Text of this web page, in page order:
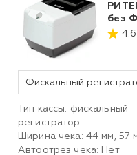
без
Тип кассы: фискальный
регистратор
Ширина чека: 44 мм, 57
Автоотрез чека: Нет